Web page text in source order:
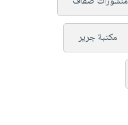
مكتبة جرير